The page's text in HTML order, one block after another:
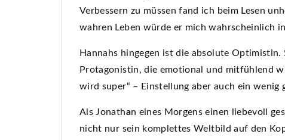
Verbessern zu müssen fand ich beim Lesen
wahren Leben würde er mich wahrscheinlich
Hannahs hingegen ist die absolute Optimistin.
Protagonistin, die emotional und mitfühlend
wird super“ – Einstellung aber auch ein wenig
Als Jonathan eines Morgens einen liebevoll
nicht nur sein komplettes Weltbild auf den